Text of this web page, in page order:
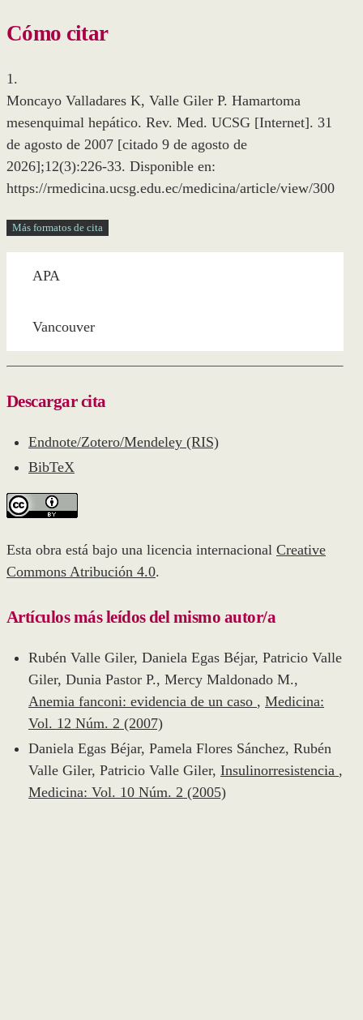
Cómo citar
1.
Moncayo Valladares K, Valle Giler P. Hamartoma
mesenquimal hepático. Rev. Med. UCSG [Internet]. 31
de agosto de 2007 [citado 9 de agosto de
2026];12(3):226-33. Disponible en:
https://rmedicina.ucsg.edu.ec/medicina/article/view/300
Más formatos de cita
APA
Vancouver
Descargar cita
Endnote/Zotero/Mendeley (RIS)
BibTeX
Esta obra está bajo una licencia internacional Creative
Commons Atribución 4.0.
Artículos más leídos del mismo autor/a
Rubén Valle Giler, Daniela Egas Béjar, Patricio Valle
Giler, Dunia Pastor P., Mercy Maldonado M.,
Anemia fanconi: evidencia de un caso , Medicina:
Vol. 12 Núm. 2 (2007)
Daniela Egas Béjar, Pamela Flores Sánchez, Rubén
Valle Giler, Patricio Valle Giler, Insulinorresistencia ,
Medicina: Vol. 10 Núm. 2 (2005)